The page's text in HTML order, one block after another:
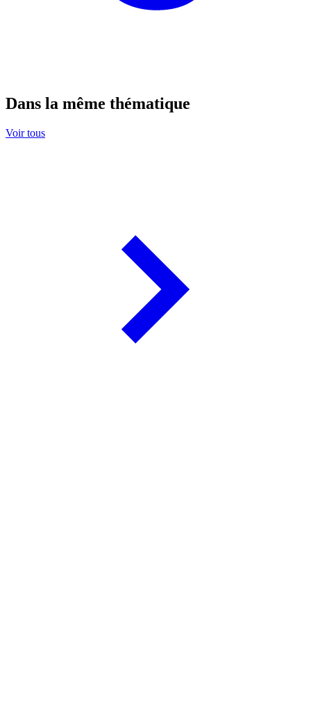
Dans la même thématique
Voir tous